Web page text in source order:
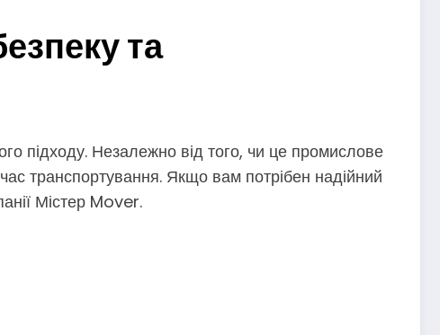
та
підходу. Незалежно від того, чи це промислове
транспортування. Якщо вам потрібен надійний
Містер Mover.